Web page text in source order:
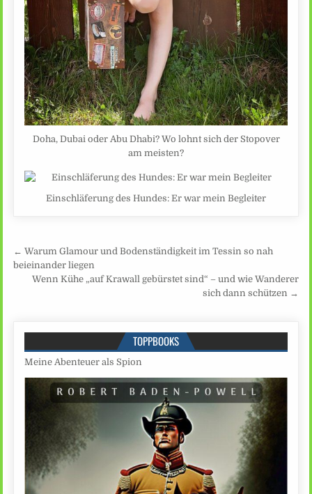
Doha, Dubai oder Abu Dhabi? Wo lohnt sich der Stopover
am meisten?
Einschläferung des Hundes: Er war mein Begleiter
Beitragsnavigation
← Warum Glamour und Bodenständigkeit im Tessin so nah
beieinander liegen
Wenn Kühe „auf Krawall gebürstet sind“ – und wie Wanderer
sich dann schützen →
TOPPBOOKS
Meine Abenteuer als Spion